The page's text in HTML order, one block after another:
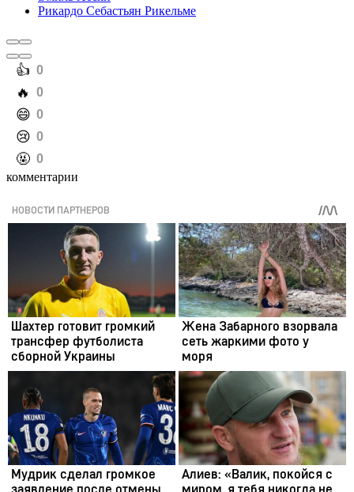
Рикардо Себастьян Рикельме
️👍 0
️🔥 0
️😄 0
️😢 0
️🤬 0
комментарии